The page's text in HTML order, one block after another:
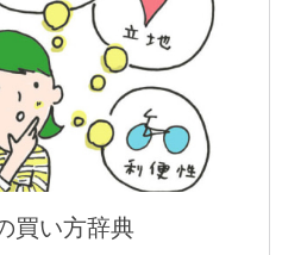
買い方辞典